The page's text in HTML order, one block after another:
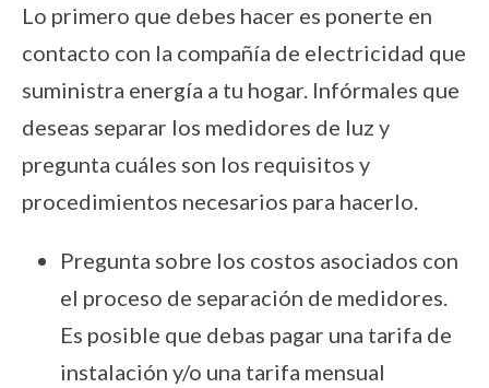
Lo primero que debes hacer es ponerte en
contacto con la compañía de electricidad que
suministra energía a tu hogar. Infórmales que
deseas separar los medidores de luz y
pregunta cuáles son los requisitos y
procedimientos necesarios para hacerlo.
Pregunta sobre los costos asociados con
el proceso de separación de medidores.
Es posible que debas pagar una tarifa de
instalación y/o una tarifa mensual